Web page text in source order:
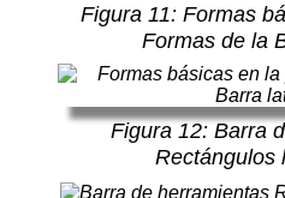
Figura 11: Formas
Formas de la
Figura 12: Barra
Rectángulos